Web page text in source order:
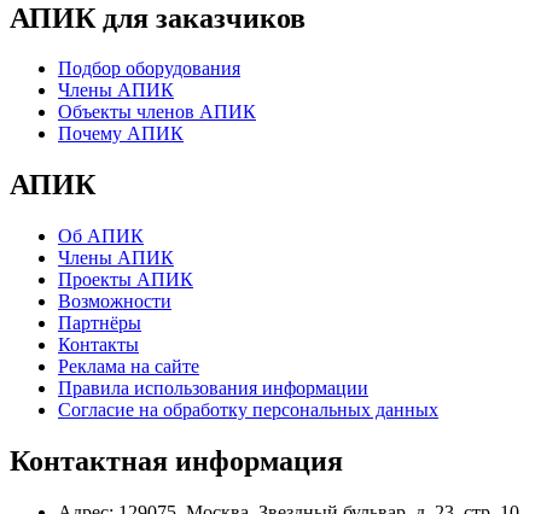
АПИК для заказчиков
Подбор оборудования
Члены АПИК
Объекты членов АПИК
Почему АПИК
АПИК
Об АПИК
Члены АПИК
Проекты АПИК
Возможности
Партнёры
Контакты
Реклама на сайте
Правила использования информации
Согласие на обработку персональных данных
Контактная информация